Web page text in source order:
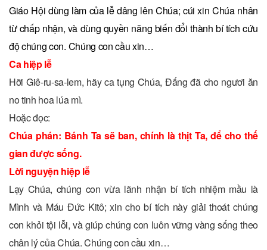
Giáo Hội dùng làm của lễ dâng lên Chúa; cúi xin Chúa nhân
từ chấp nhận, và dùng quyền năng biến đổi thành bí tích cứu
độ chúng con. Chúng con cầu xin…
Ca hiệp lễ
Hỡi Giê-ru-sa-lem, hãy ca tụng Chúa, Đấng đã cho ngươi ăn
no tinh hoa lúa mì.
Hoặc đọc:
Chúa phán: Bánh Ta sẽ ban, chính là thịt Ta, để cho thế
gian được sống.
Lời nguyện hiệp lễ
Lạy Chúa, chúng con vừa lãnh nhận bí tích nhiệm mầu là
Mình và Máu Ðức Kitô; xin cho bí tích này giải thoát chúng
con khỏi tội lỗi, và giúp chúng con luôn vững vàng sống theo
chân lý của Chúa. Chúng con cầu xin…